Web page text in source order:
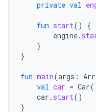
private val
fun start()
{
engine.
}
}
fun main(args :
val car = Car
car . start()
}